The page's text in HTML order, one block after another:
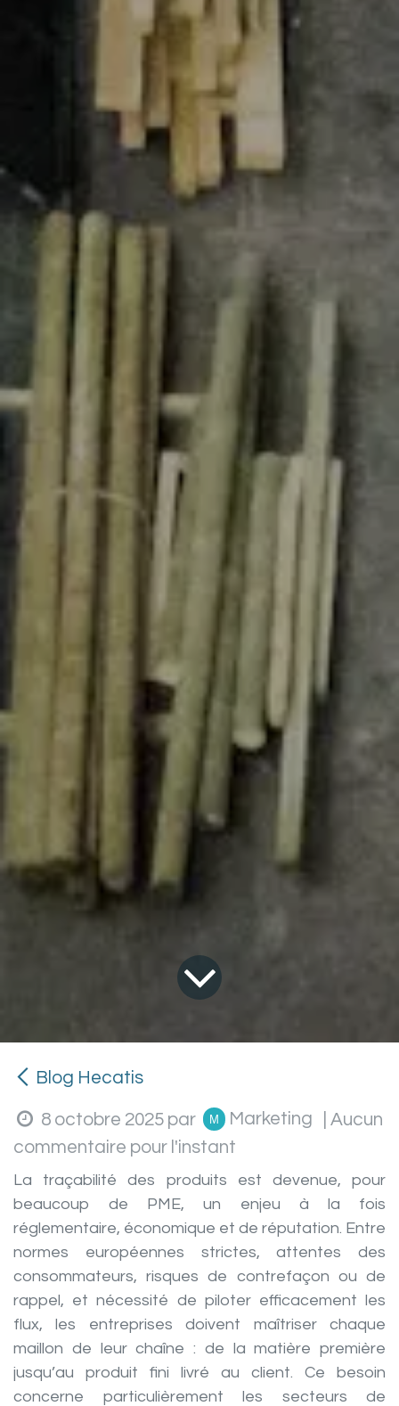
Blog Hecatis
8 octobre 2025 par Marketing
| Aucun
commentaire pour l'instant
La traçabilité des produits est devenue, pour
beaucoup de PME, un enjeu à la fois
réglementaire, économique et de réputation. Entre
normes européennes strictes, attentes des
consommateurs, risques de contrefaçon ou de
rappel, et nécessité de piloter efficacement les
flux, les entreprises doivent maîtriser chaque
maillon de leur chaîne : de la matière première
jusqu’au produit fini livré au client. Ce besoin
concerne particulièrement les secteurs de